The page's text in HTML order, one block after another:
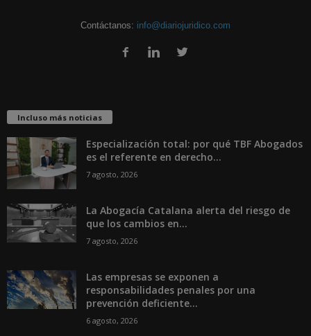
Contáctanos: info@diariojuridico.com
Incluso más noticias
Especialización total: por qué TBF Abogados
es el referente en derecho...
7 agosto, 2026
La Abogacía Catalana alerta del riesgo de
que los cambios en...
7 agosto, 2026
Las empresas se exponen a
responsabilidades penales por una
prevención deficiente...
6 agosto, 2026